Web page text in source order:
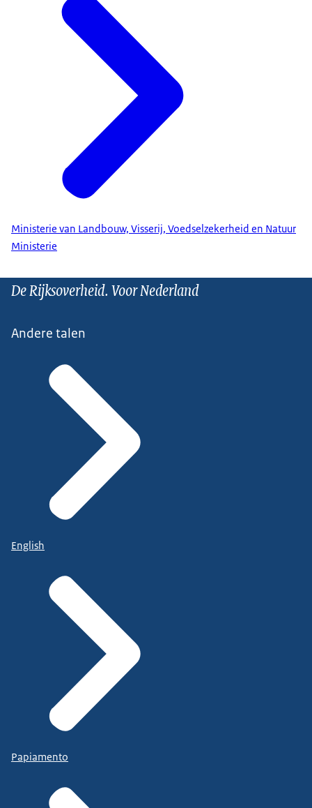
Ministerie van Landbouw, Visserij, Voedselzekerheid en Natuur
Ministerie
De Rijksoverheid. Voor Nederland
Andere talen
English
Papiamento